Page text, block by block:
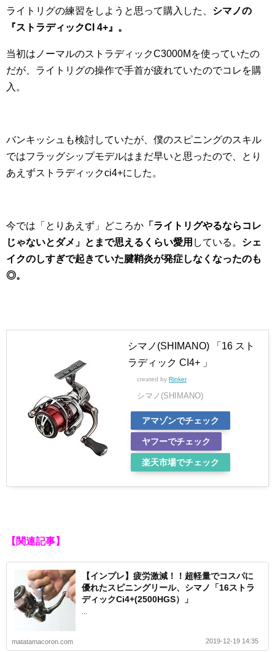
ライトリグの練習をしようと思って購入した、 シマノの
『ストラディックCI 4+』。
当初はノーマルのストラディックC3000Mを使っていたの
だが、ライトリグの操作で手首が疲れていたのでコレを購
入。
バンキッシュも検討していたが、僕のスピニングのスキル
ではフラッグシップモデルはまだ早いと思ったので、とり
あえずストラディックci4+にした。
今では「とりあえず」どころか 「ライトリグやるならコレ
じゃないとダメ」とまで思えるくらい愛用 している。 シェ
イクのしすぎで起きていた腱鞘炎が発症しなくなったのも
◎。
シマノ(SHIMANO) 「16 スト
ラディック CI4+ 」
created by Rinker
シマノ(SHIMANO)
アマゾンでチェック
ヤフーでチェック
楽天市場でチェック
【関連記事】
【インプレ】疲労激減！！超軽量でコスパに
優れたスピニングリール、シマノ「16ストラ
ディックCi4+(2500HGS）」
matatamacoron.com 2019-12-19 14:35